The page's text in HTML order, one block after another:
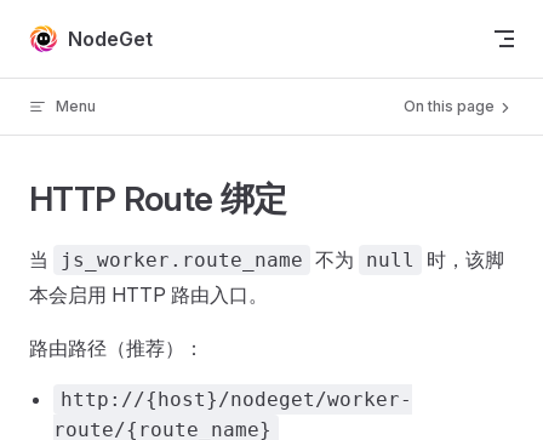
Skip to content
NodeGet
Menu On this page
HTTP Route 绑定
当 js_worker.route_name 不为 null
时，该脚
本会启用 HTTP 路由入口。
路由路径（推荐）：
http://{host}/nodeget/worker-
route/{route_name}